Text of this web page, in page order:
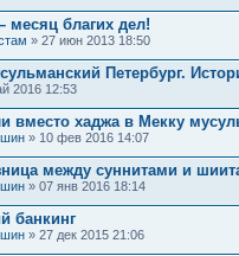
месяц благих дел!
» 27 июн 2013 18:50
Петербург.
2016 12:53
вместо хаджа в Мекку
» 10 фев 2016 14:07
между суннитами и
» 07 янв 2016 18:14
банкинг
» 27 дек 2015 21:06